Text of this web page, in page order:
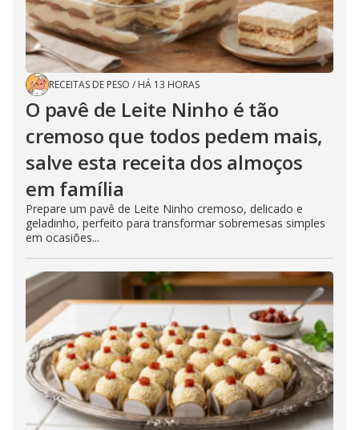
RECEITAS DE PESO / HÁ 13 HORAS
O pavê de Leite Ninho é tão
cremoso que todos pedem mais,
salve esta receita dos almoços
em família
Prepare um pavê de Leite Ninho cremoso, delicado e
geladinho, perfeito para transformar sobremesas simples
em ocasiões...